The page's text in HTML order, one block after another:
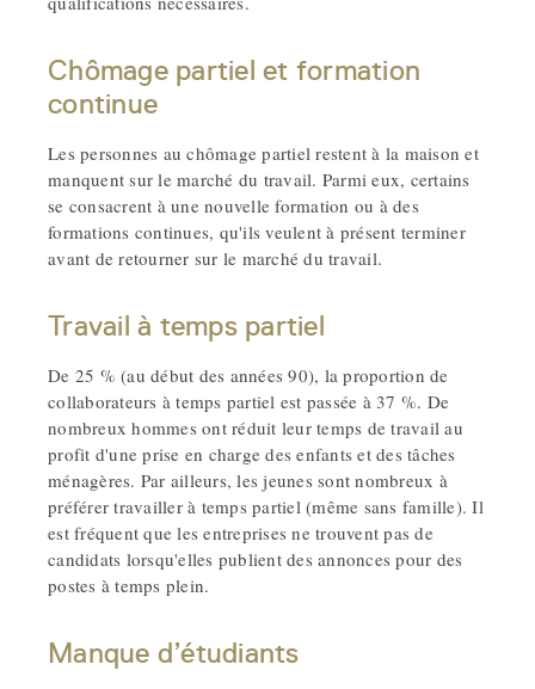
Chômage partiel et formation
continue
Les personnes au chômage partiel restent à la maison et
manquent sur le marché du travail. Parmi eux, certains
se consacrent à une nouvelle formation ou à des
formations continues, qu'ils veulent à présent terminer
avant de retourner sur le marché du travail.
Travail à temps partiel
De 25 % (au début des années 90), la proportion de
collaborateurs à temps partiel est passée à 37 %. De
nombreux hommes ont réduit leur temps de travail au
profit d'une prise en charge des enfants et des tâches
ménagères. Par ailleurs, les jeunes sont nombreux à
préférer travailler à temps partiel (même sans famille). Il
est fréquent que les entreprises ne trouvent pas de
candidats lorsqu'elles publient des annonces pour des
postes à temps plein.
Manque d’étudiants